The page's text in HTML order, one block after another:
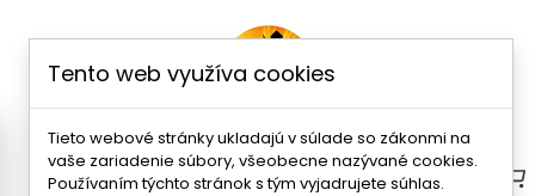
Menu
Tento web využíva cookies
Tieto webové stránky ukladajú v súlade so zákonmi na
vaše zariadenie súbory, všeobecne nazývané cookies.
Používaním týchto stránok s tým vyjadrujete súhlas.